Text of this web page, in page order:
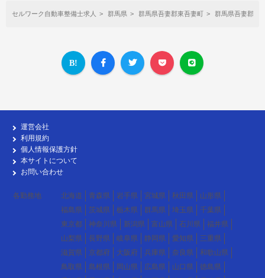
セルワーク自動車整備士求人 群馬県 群馬県吾妻郡東吾妻町 群馬県吾妻郡東
運営会社
利用規約
個人情報保護方針
本サイトについて
お問い合わせ
各勤務地 北海道 青森県 岩手県 宮城県 秋田県
山形県
福島県
茨城県 栃木県 群馬県 埼玉県
千葉県
東京都
神奈川県 新潟県 富山県 石川県
福井県
山梨県
長野県 岐阜県 静岡県 愛知県
三重県
滋賀県
京都府 大阪府 兵庫県 奈良県
和歌山県
鳥取県
島根県 岡山県 広島県 山口県
徳島県